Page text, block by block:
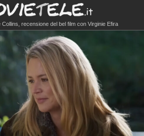
Collins, recensione del bel film con Virginie Efira